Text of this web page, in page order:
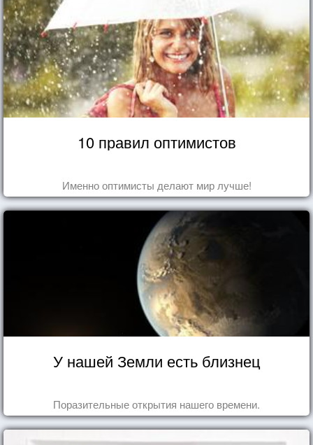
10 правил оптимистов
Именно оптимисты делают мир лучше!
У нашей Земли есть близнец
Поразительные открытия нашего времени.